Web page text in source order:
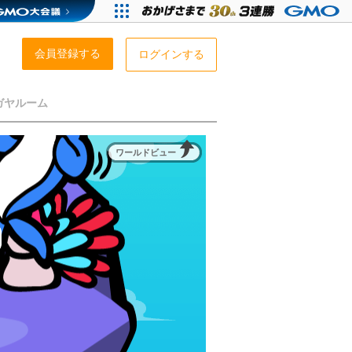
会員登録する ログインする
ヤルーム
ワールドビュー